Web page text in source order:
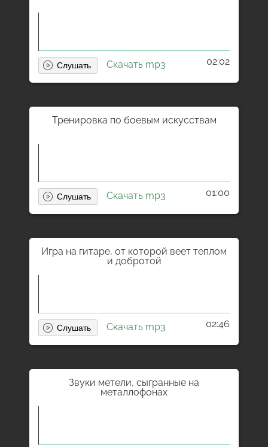
Скачать mp3 02:02
Тренировка по боевым искусствам
Скачать mp3 01:00
Игра на гитаре, от которой веет теплом
и добротой
Скачать mp3 02:46
Звуки метели, сыгранные на
металлофонах